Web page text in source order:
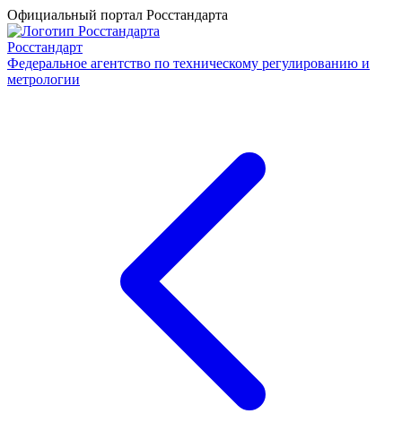
Официальный портал Росстандарта
Росстандарт
Федеральное агентство по техническому регулированию и
метрологии